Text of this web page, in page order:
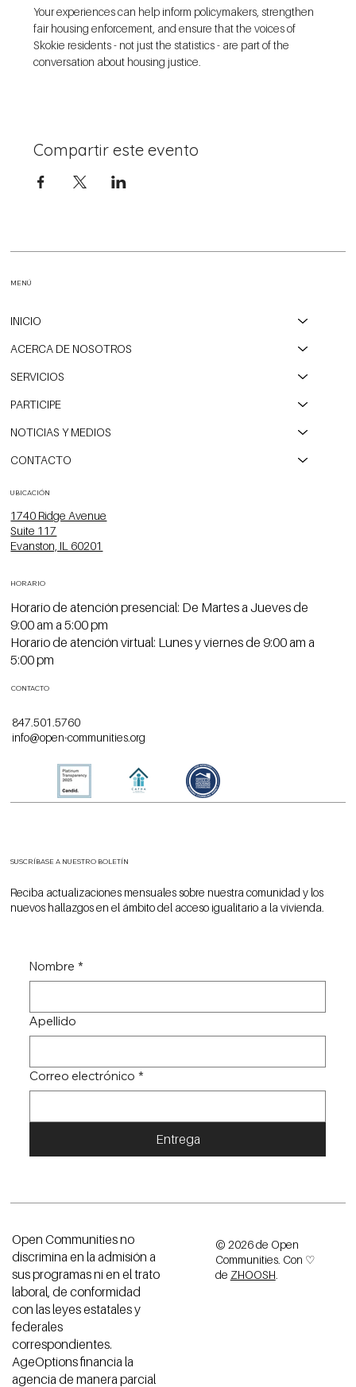
Your experiences can help inform policymakers, strengthen
fair housing enforcement, and ensure that the voices of
Skokie residents - not just the statistics - are part of the
conversation about housing justice.
Compartir este evento
INICIO
ACERCA DE NOSOTROS
SERVICIOS
PARTICIPE
NOTICIAS Y MEDIOS
CONTACTO
MENÚ
UBICACIÓN
1740 Ridge Avenue
Suite 117
Evanston, IL 60201
Horario de atención presencial: De Martes a Jueves de
9:00 am a 5:00 pm
Horario de atención virtual: Lunes y viernes de 9:00 am a
5:00 pm
HORARIO
CONTACTO
847.501.5760
info@open-communities.org
SUSCRÍBASE A NUESTRO BOLETÍN
Reciba actualizaciones mensuales sobre nuestra comunidad y los
nuevos hallazgos en el ámbito del acceso igualitario a la vivienda.
Nombre *
Apellido
Correo electrónico *
Entrega
Open Communities no
discrimina en la admisión a
sus programas ni en el trato
laboral, de conformidad
con las leyes estatales y
federales
correspondientes.
AgeOptions financia la
agencia de manera parcial
© 2026 de Open
Communities. Con ♡
de ZHOOSH